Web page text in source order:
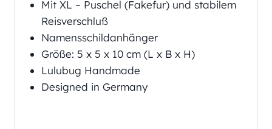
Mit XL – Puschel (Fakefur) und stabilem
Reisverschluß
Namensschildanhänger
Größe: 5 x 5 x 10 cm (L x B x H)
Lulubug Handmade
Designed in Germany